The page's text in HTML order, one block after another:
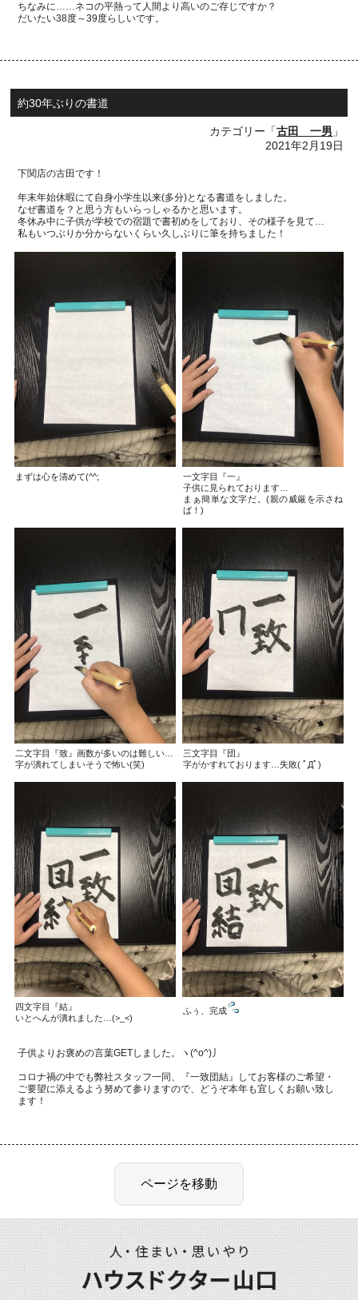
ちなみに……ネコの平熱って人間より高いのご存じですか？
だいたい38度～39度らしいです。
約30年ぶりの書道
カテゴリー「古田 一男 」
2021年2月19日
下関店の古田です！
年末年始休暇にて自身小学生以来(多分)となる書道をしました。
なぜ書道を？と思う方もいらっしゃるかと思います。
冬休み中に子供が学校での宿題で書初めをしており、その様子を見て…
私もいつぶりか分からないくらい久しぶりに筆を持ちました！
まずは心を清めて(^^;
一文字目『一』
子供に見られております…
まぁ簡単な文字だ。(親の威厳を示さね
ば！)
二文字目『致』画数が多いのは難しい…
字が潰れてしまいそうで怖い(笑)
三文字目『団』
字がかすれております…失敗(ﾟДﾟ)
四文字目『結』
いとへんが潰れました… (>_<)
ふぅ、完成
子供よりお褒めの言葉GETしました。ヽ (^o^)丿
コロナ禍の中でも弊社スタッフ一同、『一致団結』してお客様のご希望・
ご要望に添えるよう努めて参りますので、どうぞ本年も宜しく お願い致し
ます！